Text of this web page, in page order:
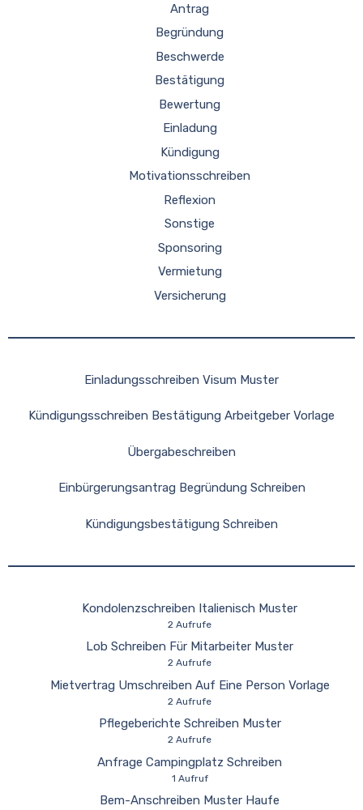
Antrag
Begründung
Beschwerde
Bestätigung
Bewertung
Einladung
Kündigung
Motivationsschreiben
Reflexion
Sonstige
Sponsoring
Vermietung
Versicherung
Einladungsschreiben Visum Muster
Kündigungsschreiben Bestätigung Arbeitgeber Vorlage
Übergabeschreiben
Einbürgerungsantrag Begründung Schreiben
Kündigungsbestätigung Schreiben
Kondolenzschreiben Italienisch Muster
2 Aufrufe
Lob Schreiben Für Mitarbeiter Muster
2 Aufrufe
Mietvertrag Umschreiben Auf Eine Person Vorlage
2 Aufrufe
Pflegeberichte Schreiben Muster
2 Aufrufe
Anfrage Campingplatz Schreiben
1 Aufruf
Bem-Anschreiben Muster Haufe